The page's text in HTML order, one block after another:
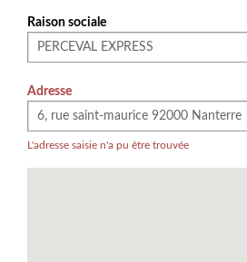
Raison sociale
Adresse
L'adresse saisie n'a pu être trouvée